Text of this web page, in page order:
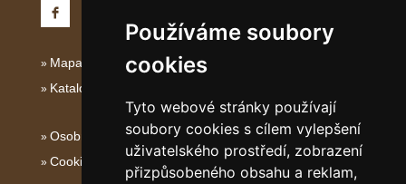
Používáme soubory
cookies
Tyto webové stránky používají
soubory cookies s cílem vylepšení
uživatelského prostředí, zobrazení
přizpůsobeného obsahu a reklam,
Mapa serveru Italské Ostrovy
Katalog ubytování
Osobní údaje
Cookies